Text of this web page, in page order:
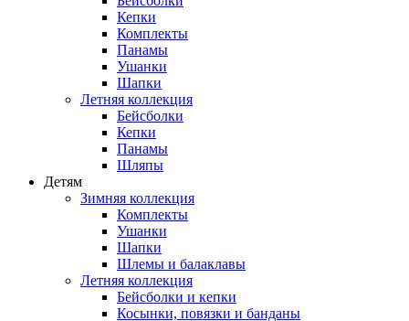
Кепки
Комплекты
Панамы
Ушанки
Шапки
Летняя коллекция
Бейсболки
Кепки
Панамы
Шляпы
Детям
Зимняя коллекция
Комплекты
Ушанки
Шапки
Шлемы и балаклавы
Летняя коллекция
Бейсболки и кепки
Косынки, повязки и банданы